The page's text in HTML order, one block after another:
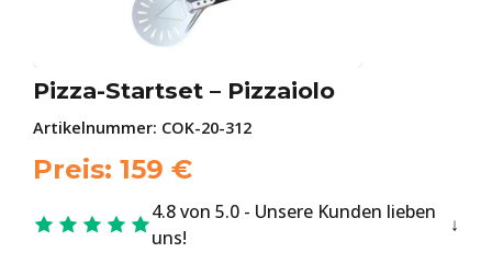
Pizza-Startset – Pizzaiolo
Artikelnummer: COK-20-312
Preis: 159 €
4.8 von 5.0 - Unsere Kunden lieben
uns!